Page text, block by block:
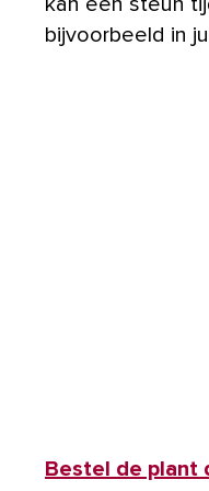
kan een steun
bijvoorbeeld in
Bestel de plant